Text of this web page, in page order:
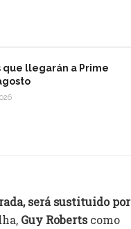
que llegarán a Prime
será sustituido por
Guy Robertscomo